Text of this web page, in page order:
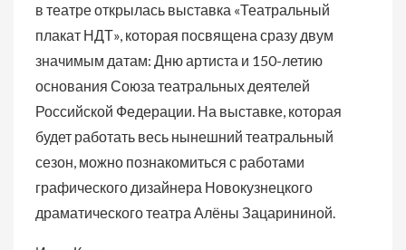
в театре открылась выставка «Театральный
плакат НДТ», которая посвящена сразу двум
значимым датам: Дню артиста и 150-летию
основания Союза театральных деятелей
Российской Федерации. На выставке, которая
будет работать весь нынешний театральный
сезон, можно познакомиться с работами
графического дизайнера Новокузнецкого
драматического театра Алёны Зацарининой.